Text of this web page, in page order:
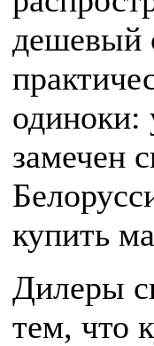
дешевый
одиноки:
замечен
купить
Дилеры
тем, что